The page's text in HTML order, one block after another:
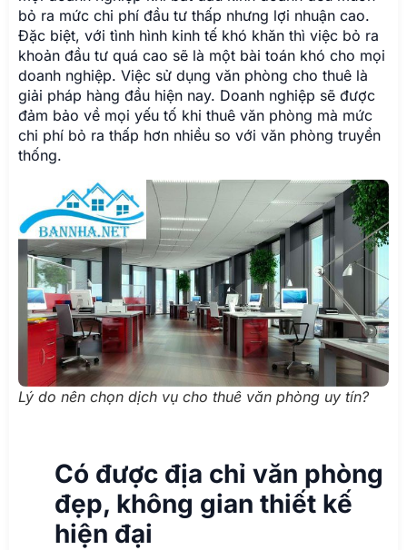
bỏ ra mức chi phí đầu tư thấp nhưng lợi nhuận cao.
Đặc biệt, với tình hình kinh tế khó khăn thì việc bỏ ra
khoản đầu tư quá cao sẽ là một bài toán khó cho mọi
doanh nghiệp. Việc sử dụng văn phòng cho thuê là
giải pháp hàng đầu hiện nay. Doanh nghiệp sẽ được
đảm bảo về mọi yếu tố khi thuê văn phòng mà mức
chi phí bỏ ra thấp hơn nhiều so với văn phòng truyền
thống.
Lý do nên chọn dịch vụ cho thuê văn phòng uy tín?
Có được địa chỉ văn phòng
đẹp, không gian thiết kế
hiện đại